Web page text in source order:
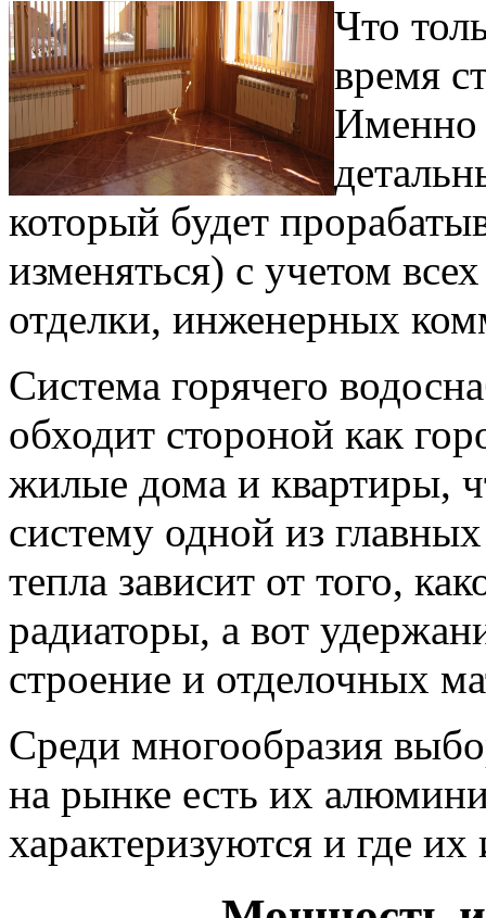
Что
время
Именно
который будет
изменяться) с учетом
отделки, инженерных
Система горячего
обходит стороной как
жилые дома и квартиры,
систему одной из
тепла зависит от того,
радиаторы, а вот
строение и отделочных
Среди многообразия
на рынке есть их
характеризуются и где их